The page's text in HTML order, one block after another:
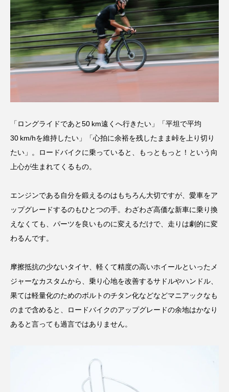
「ロングライドであと50 km遠くへ行きたい」「平坦で平均
30 km/hを維持したい」「心拍に余裕を残したまま峠を上り切り
たい」。ロードバイクに乗っていると、もっともっと！という向
上心が生まれてくるもの。
エンジンである自分を鍛えるのはもちろん大切ですが、愛車をア
ップグレードするのもひとつの手。わざわざ高価な新車に乗り換
えなくても、パーツを良いものに変えるだけで、走りは劇的に変
わるんです。
摩擦抵抗の少ないタイヤ、軽くて精度の高いホイールといったメ
ジャーなカスタムから、乗り心地を改善するサドルやハンドル、
果ては軽量化のためのボルトのチタン化などなどマニアックなも
のまで含めると、ロードバイクのアップグレードの余地はかなり
あると言っても過言ではありません。